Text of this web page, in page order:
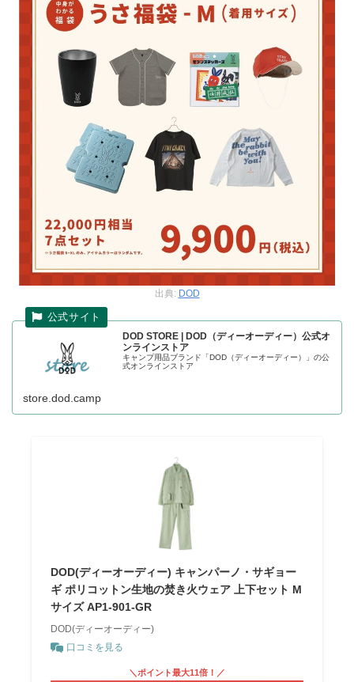
出典: DOD
DOD STORE | DOD（ディーオーディー）公式オ
ンラインストア
キャンプ用品ブランド「DOD（ディーオーディー）」の公
式オンラインストア
store.dod.camp
DOD(ディーオーディー) キャンパーノ・サギョー
ギ ポリコットン生地の焚き火ウェア 上下セット M
サイズ AP1-901-GR
DOD(ディーオーディー)
口コミを見る
＼ポイント最大11倍！／